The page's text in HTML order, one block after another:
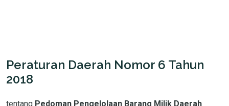
Peraturan Daerah Nomor 6 Tahun
2018
tentang Pedoman Pengelolaan Barang Milik Daerah